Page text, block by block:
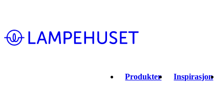
Produkter Inspirasjon